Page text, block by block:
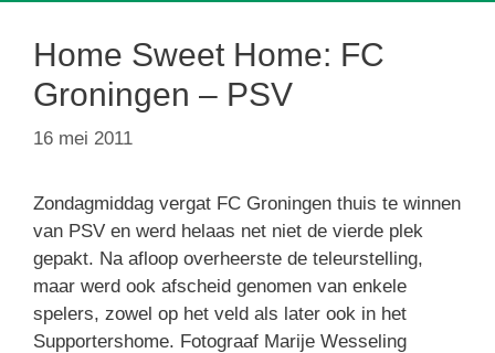
Home Sweet Home: FC
Groningen – PSV
16 mei 2011
Zondagmiddag vergat FC Groningen thuis te winnen
van PSV en werd helaas net niet de vierde plek
gepakt. Na afloop overheerste de teleurstelling,
maar werd ook afscheid genomen van enkele
spelers, zowel op het veld als later ook in het
Supportershome. Fotograaf Marije Wesseling